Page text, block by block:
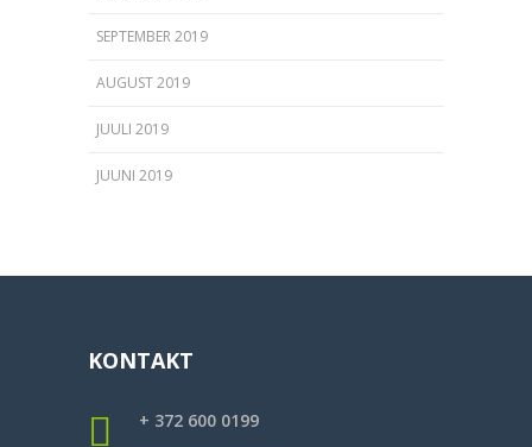
SEPTEMBER 2019
AUGUST 2019
JUULI 2019
JUUNI 2019
KONTAKT
+ 372 600 0199